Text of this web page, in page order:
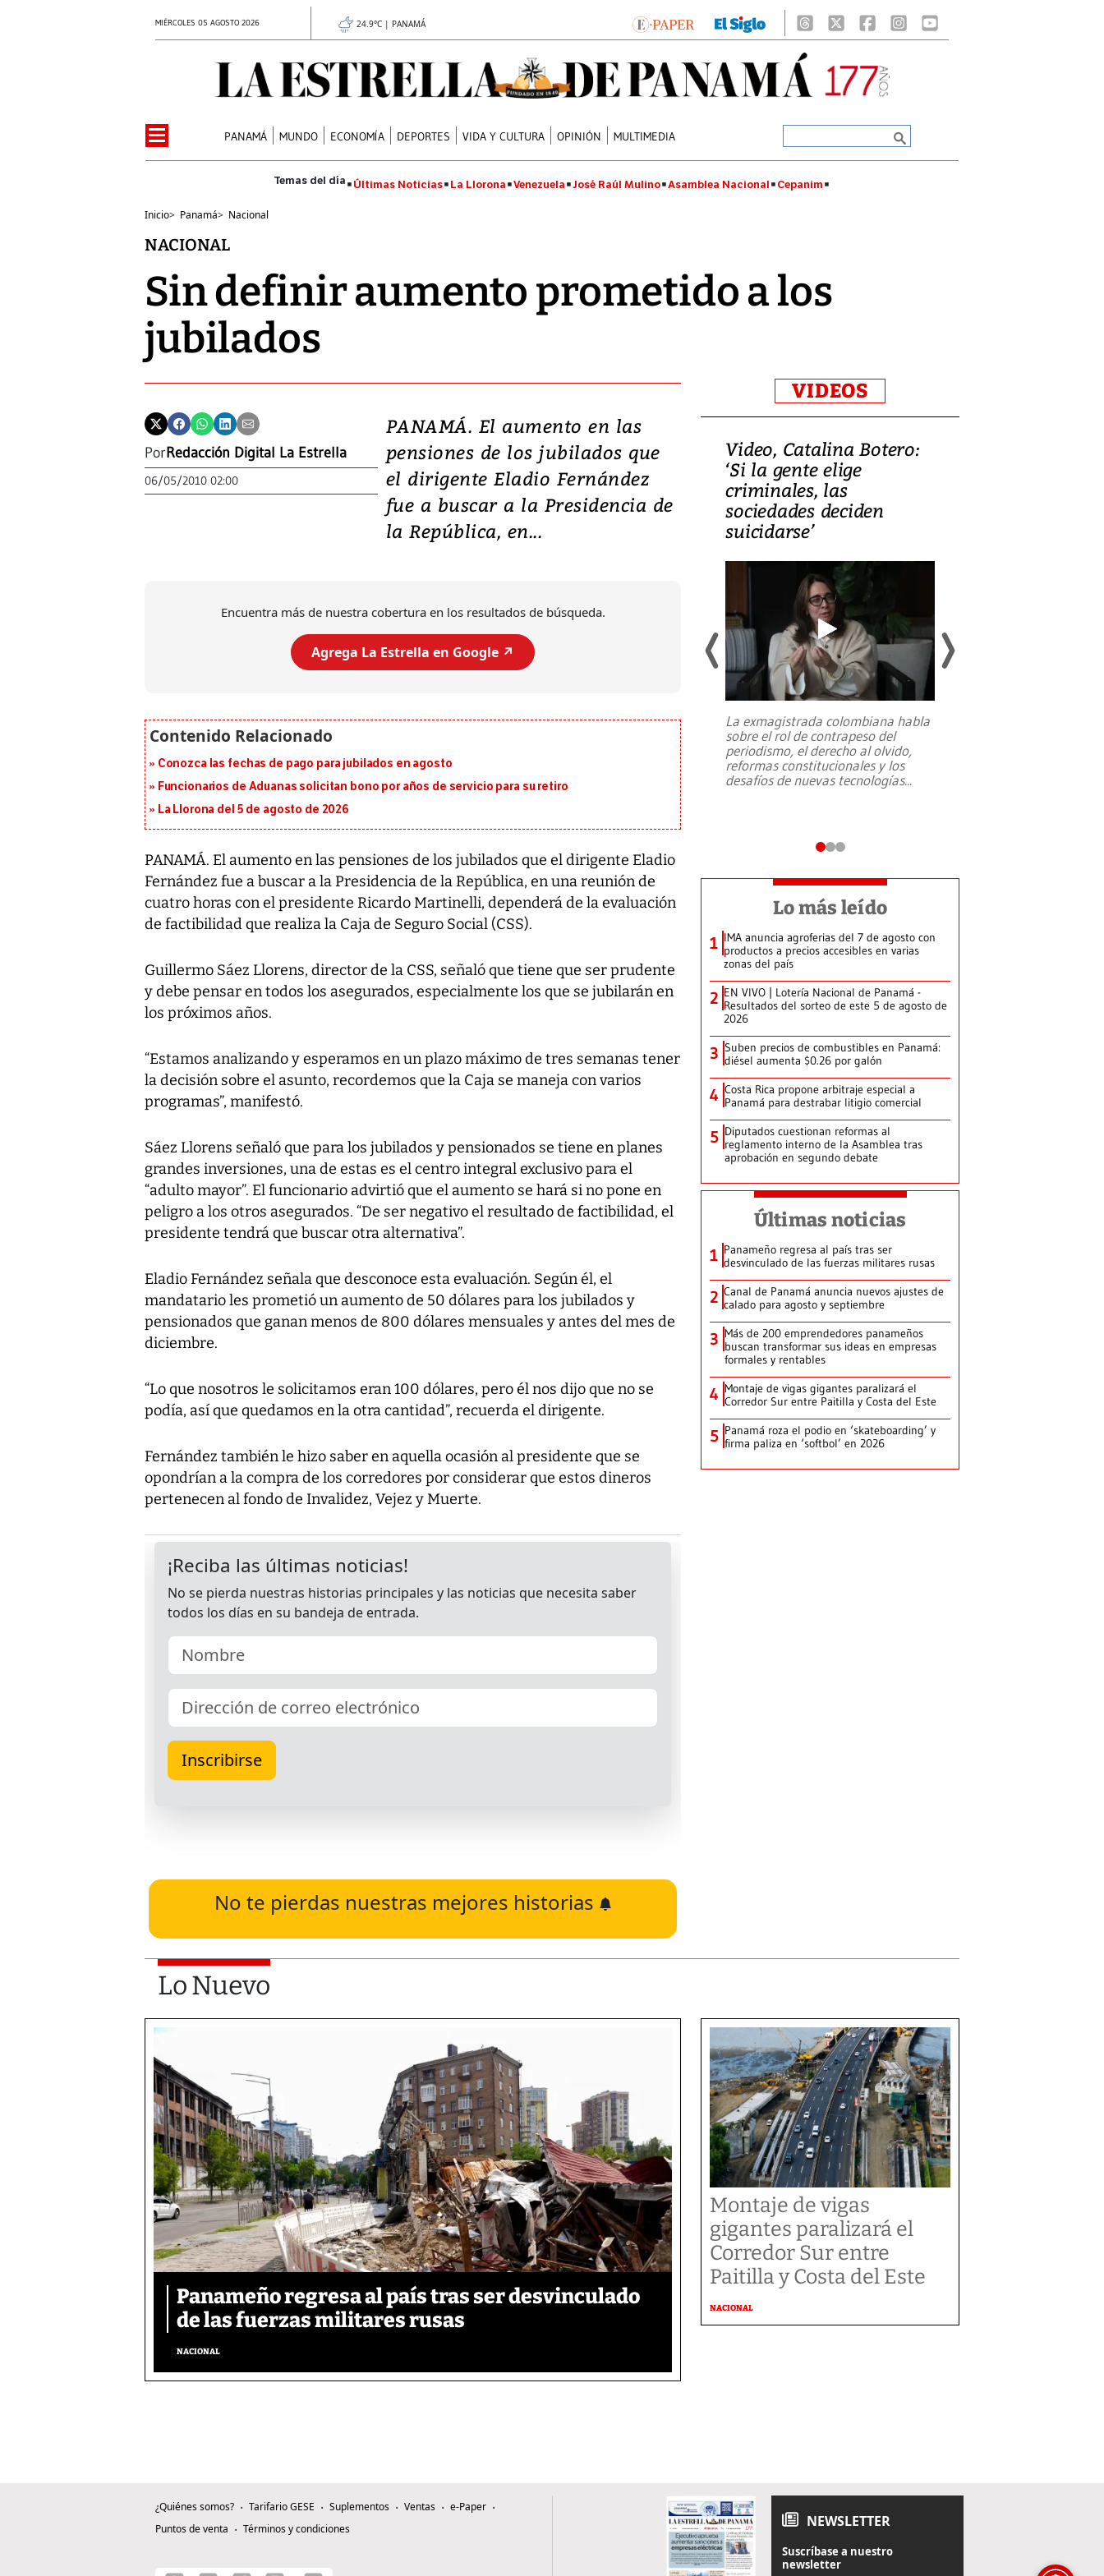
MIÉRCOLES 05 AGOSTO 2026 24.9°C | PANAMÁ
PANAMÁ MUNDO ECONOMÍA DEPORTES VIDA Y CULTURA OPINIÓN MULTIMEDIA
Últimas Noticias La Llorona Venezuela José Raúl Mulino Asamblea Nacional Cepanim
Inicio> Panamá> Nacional
NACIONAL
Sin definir aumento prometido a los
jubilados
PorRedacción Digital La Estrella
06/05/2010 02:00
PANAMÁ. El aumento en las
pensiones de los jubilados que
el dirigente Eladio Fernández
fue a buscar a la Presidencia de
la República, en...
Encuentra más de nuestra cobertura en los resultados de búsqueda.
Agrega La Estrella en Google ↗️
Conozca las fechas de pago para jubilados en agosto
Funcionarios de Aduanas solicitan bono por años de servicio para su retiro
La Llorona del 5 de agosto de 2026
PANAMÁ. El aumento en las pensiones de los jubilados que el dirigente Eladio
Fernández fue a buscar a la Presidencia de la República, en una reunión de
cuatro horas con el presidente Ricardo Martinelli, dependerá de la evaluación
de factibilidad que realiza la Caja de Seguro Social (CSS).
Guillermo Sáez Llorens, director de la CSS, señaló que tiene que ser prudente
y debe pensar en todos los asegurados, especialmente los que se jubilarán en
los próximos años.
“Estamos analizando y esperamos en un plazo máximo de tres semanas tener
la decisión sobre el asunto, recordemos que la Caja se maneja con varios
programas”, manifestó.
Sáez Llorens señaló que para los jubilados y pensionados se tiene en planes
grandes inversiones, una de estas es el centro integral exclusivo para el
“adulto mayor”. El funcionario advirtió que el aumento se hará si no pone en
peligro a los otros asegurados. “De ser negativo el resultado de factibilidad, el
presidente tendrá que buscar otra alternativa”.
Eladio Fernández señala que desconoce esta evaluación. Según él, el
mandatario les prometió un aumento de 50 dólares para los jubilados y
pensionados que ganan menos de 800 dólares mensuales y antes del mes de
diciembre.
“Lo que nosotros le solicitamos eran 100 dólares, pero él nos dijo que no se
podía, así que quedamos en la otra cantidad”, recuerda el dirigente.
Fernández también le hizo saber en aquella ocasión al presidente que se
opondrían a la compra de los corredores por considerar que estos dineros
pertenecen al fondo de Invalidez, Vejez y Muerte.
No te pierdas nuestras mejores historias
VIDEOS
Video, Japón: Terremoto
deja heridos y graves
daños en Kumamoto
al sur de Japón, provocando una
Video, Catalina Botero:
‘Si la gente elige
criminales, las
sociedades deciden
suicidarse’
La exmagistrada colombiana habla
sobre el rol de contrapeso del
periodismo, el derecho al olvido,
reformas constitucionales y los
desafíos de nuevas tecnologías...
Lo más leído
1 IMA anuncia agroferias del 7 de agosto con
productos a precios accesibles en varias
zonas del país
2 EN VIVO | Lotería Nacional de Panamá -
Resultados del sorteo de este 5 de agosto de
2026
3 Suben precios de combustibles en Panamá:
diésel aumenta $0.26 por galón
4 Costa Rica propone arbitraje especial a
Panamá para destrabar litigio comercial
5 Diputados cuestionan reformas al
reglamento interno de la Asamblea tras
aprobación en segundo debate
Últimas noticias
1 Panameño regresa al país tras ser
desvinculado de las fuerzas militares rusas
2 Canal de Panamá anuncia nuevos ajustes de
calado para agosto y septiembre
3 Más de 200 emprendedores panameños
buscan transformar sus ideas en empresas
formales y rentables
4 Montaje de vigas gigantes paralizará el
Corredor Sur entre Paitilla y Costa del Este
5 Panamá roza el podio en ‘skateboarding’ y
firma paliza en ‘softbol’ en 2026
Lo Nuevo
Panameño regresa al país tras ser desvinculado
de las fuerzas militares rusas
NACIONAL
Montaje de vigas
gigantes paralizará el
Corredor Sur entre
Paitilla y Costa del Este
NACIONAL
¿Quiénes somos? Tarifario GESE Suplementos Ventas
e-Paper
Puntos de venta
Términos y condiciones NEWSLETTER
Suscríbase a nuestro
newsletter